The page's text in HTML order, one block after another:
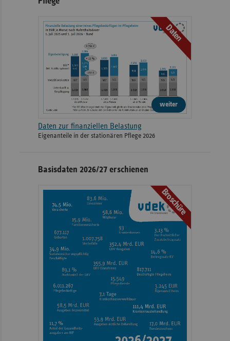
Daten
weiter
Daten zur finanziellen Belastung
Eigenanteile in der stationären Pflege 2026
Basisdaten 2026/27 erschienen
Broschüre